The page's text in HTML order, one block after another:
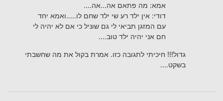
אמא: מה פתאם אה…אה….
דודי: אין ילד רע שי ילד שחם לו…..ואמא יחד
עם המזגן תביאי לי גם שוניל כי אם לא יהיה לי
חם אני יהיה ילד טוב….
גדול!!! חיכיתי לתגובה כזו. אמרת בקול את מה שחשבתי
בשקט….